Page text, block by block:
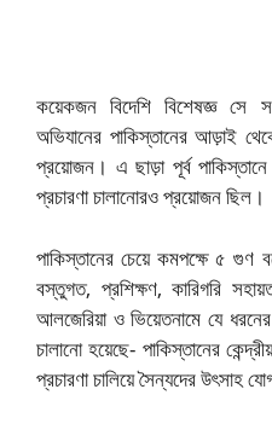
কয়েকজন বিদেশি বিশেষজ্ঞ সে
অভিযানের পাকিস্তানের আড়াই
প্রয়োজন। এ ছাড়া পূর্ব পাকিস্তানে
প্রচারণা চালানোরও প্রয়োজন ছিল।
পাকিস্তানের চেয়ে কমপক্ষে ৫ গুণ
বস্তুগত, প্রশিক্ষণ, কারিগরি
আলজেরিয়া ও ভিয়েতনামে যে
চালানো হয়েছে- পাকিস্তানের
প্রচারণা চালিয়ে সৈন্যদের উৎসাহ